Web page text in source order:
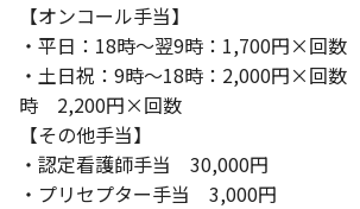
【オンコール手当】
・平日：18時～翌9時：1,700円×回数
・土日祝：9時～18時：2,000円×回
時 2,200円×回数
【その他手当】
・認定看護師手当 30,000円
・プリセプター手当 3,000円